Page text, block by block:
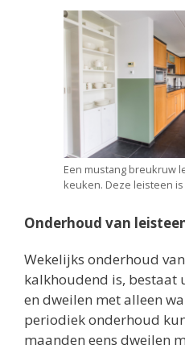
Een mustang breukruw
keuken. Deze leisteen
Onderhoud van
Wekelijks onderhoud
kalkhoudend is, bestaat
en dweilen met alleen
periodiek onderhoud
maanden eens dweilen